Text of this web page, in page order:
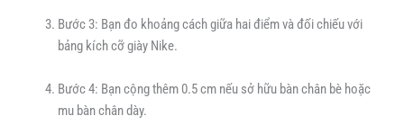
Bước 3: Bạn đo khoảng cách giữa hai điểm và đối chiếu với
bảng kích cỡ giày Nike.
Bước 4: Bạn cộng thêm 0.5 cm nếu sở hữu bàn chân bè hoặc
mu bàn chân dày.